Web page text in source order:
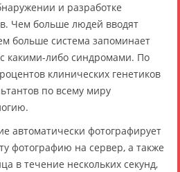
и разработке
Чем больше людей вводят
больше система запоминает
какими-либо синдромами. По
клинических генетиков
по всему миру
автоматически фотографирует
фотографию на сервер, а также
в течение нескольких секунд,